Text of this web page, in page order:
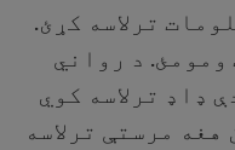
ترلاسه کړئ.
د رواني
ډاډ ترلاسه کوي
مرستې ترلاسه